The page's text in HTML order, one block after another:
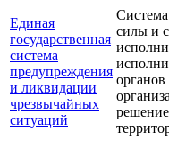
Единая
государственная
система
предупреждения
и ликвидации
чрезвычайных
ситуаций
силы и